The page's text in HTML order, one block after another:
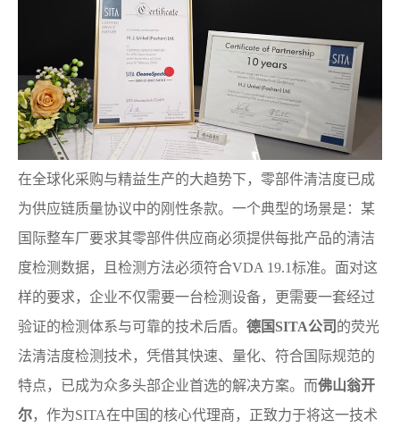
在全球化采购与精益生产的大趋势下，零部件清洁度已成
为供应链质量协议中的刚性条款。一个典型的场景是：某
国际整车厂要求其零部件供应商必须提供每批产品的清洁
度检测数据，且检测方法必须符合VDA 19.1标准。面对这
样的要求，企业不仅需要一台检测设备，更需要一套经过
验证的检测体系与可靠的技术后盾。 德国SITA公司 的荧光
法清洁度检测技术，凭借其快速、量化、符合国际规范的
特点，已成为众多头部企业首选的解决方案。而佛山翁开
尔，作为SITA在中国的核心代理商，正致力于将这一技术